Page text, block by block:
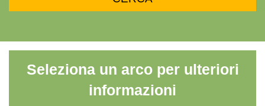
Seleziona un arco per ulteriori
informazioni